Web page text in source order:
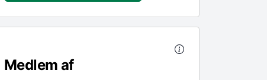
Medlem af